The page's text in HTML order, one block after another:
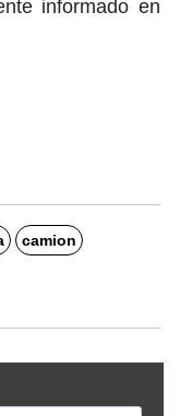
informado en
camion